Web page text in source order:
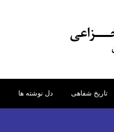
تاریخ شفاهی دل نوشته ها